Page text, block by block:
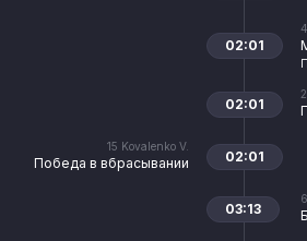
4
02:01
02:01
15 Kovalenko V.
Победа в вбрасывании 02:01
03:13